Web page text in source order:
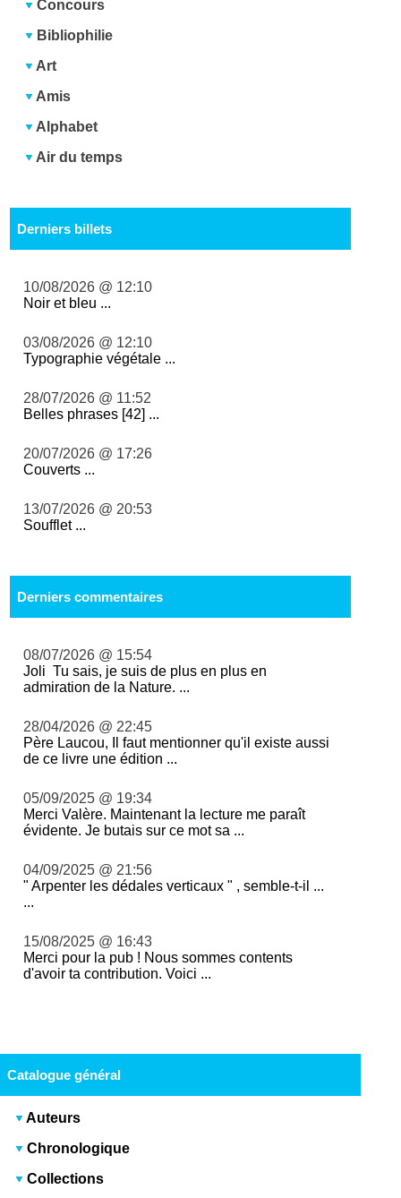
Concours
Bibliophilie
Art
Amis
Alphabet
Air du temps
Derniers billets
10/08/2026 @ 12:10
Noir et bleu ...
03/08/2026 @ 12:10
Typographie végétale ...
28/07/2026 @ 11:52
Belles phrases [42] ...
20/07/2026 @ 17:26
Couverts ...
13/07/2026 @ 20:53
Soufflet ...
Derniers commentaires
08/07/2026 @ 15:54
Joli Tu sais, je suis de plus en plus en
admiration de la Nature. ...
28/04/2026 @ 22:45
Père Laucou, Il faut mentionner qu'il existe aussi
de ce livre une édition ...
05/09/2025 @ 19:34
Merci Valère. Maintenant la lecture me paraît
évidente. Je butais sur ce mot sa ...
04/09/2025 @ 21:56
" Arpenter les dédales verticaux " , semble-t-il ...
...
15/08/2025 @ 16:43
Merci pour la pub ! Nous sommes contents
d'avoir ta contribution. Voici ...
Catalogue général
Auteurs
Chronologique
Collections